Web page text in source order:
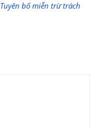
Tuyên bố miễn trừ trách